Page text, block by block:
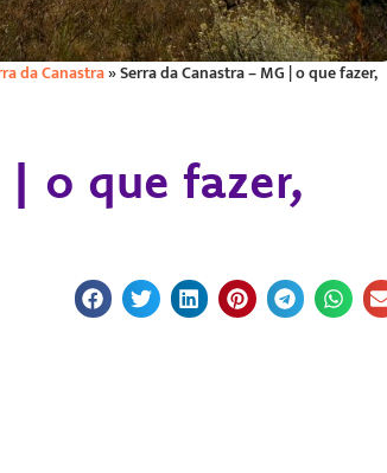
da Canastra»Serra da Canastra – MG | o que fazer,
| o que fazer,